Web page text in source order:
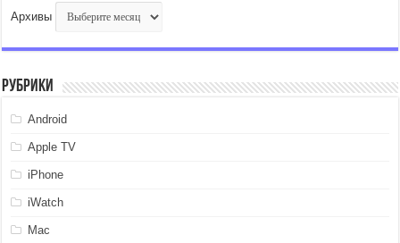
Архивы
Рубрики
Android
Apple TV
iPhone
iWatch
Mac